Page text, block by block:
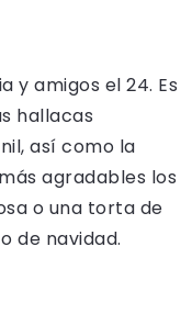
y amigos el 24. Es
hallacas
así como la
agradables los
o una torta de
de navidad.